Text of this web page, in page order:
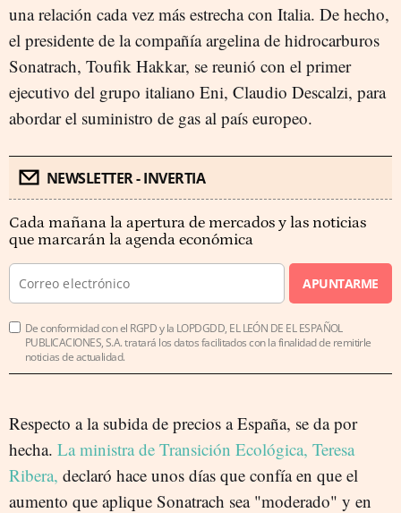
una relación cada vez más estrecha con Italia. De hecho,
el presidente de la compañía argelina de hidrocarburos
Sonatrach, Toufik Hakkar, se reunió con el primer
ejecutivo del grupo italiano Eni, Claudio Descalzi, para
abordar el suministro de gas al país europeo.
NEWSLETTER - INVERTIA
Cada mañana la apertura de mercados y las noticias
que marcarán la agenda económica
APUNTARME
De conformidad con el RGPD y la LOPDGDD, EL LEÓN DE EL ESPAÑOL
PUBLICACIONES, S.A. tratará los datos facilitados con la finalidad de remitirle
noticias de actualidad.
Respecto a la subida de precios a España, se da por
hecha. La ministra de Transición Ecológica, Teresa
Ribera, declaró hace unos días que confía en que el
aumento que aplique Sonatrach sea "moderado" y en